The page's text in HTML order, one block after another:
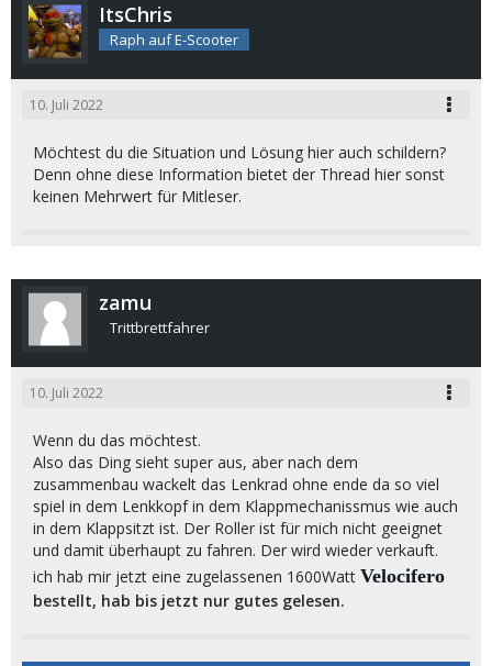
ItsChris
Raph auf E-Scooter
10. Juli 2022
Möchtest du die Situation und Lösung hier auch schildern?
Denn ohne diese Information bietet der Thread hier sonst
keinen Mehrwert für Mitleser.
zamu
Trittbrettfahrer
10. Juli 2022
Wenn du das möchtest.
Also das Ding sieht super aus, aber nach dem
zusammenbau wackelt das Lenkrad ohne ende da so viel
spiel in dem Lenkkopf in dem Klappmechanissmus wie auch
in dem Klappsitzt ist. Der Roller ist für mich nicht geeignet
und damit überhaupt zu fahren. Der wird wieder verkauft.
ich hab mir jetzt eine zugelassenen 1600Watt Velocifero
bestellt, hab bis jetzt nur gutes gelesen.